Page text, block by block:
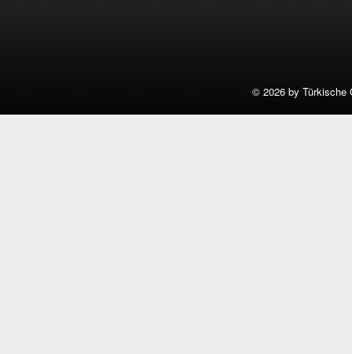
© 2026 by Türkische